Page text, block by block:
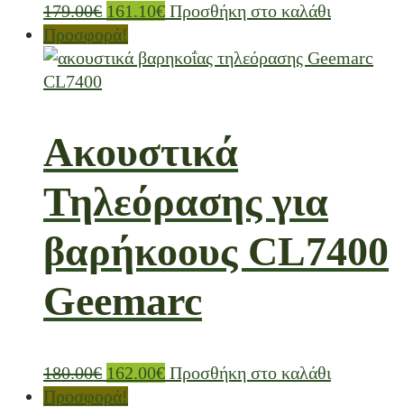
179.00€ 161.10€ Προσθήκη στο καλάθι
Προσφορά!
Ακουστικά
Τηλεόρασης για
βαρήκοους CL7400
Geemarc
180.00€ 162.00€ Προσθήκη στο καλάθι
Προσφορά!